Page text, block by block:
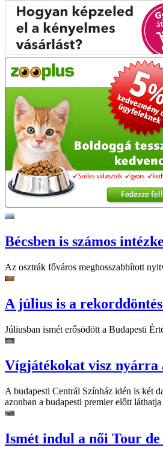
Bécsben is számos
Az osztrák főváros meghosszabbított
A július is a
Júliusban ismét erősödött a Budapesti
Vígjátékokat visz nyárra
A budapesti Centrál Színház idén is két
azonban a budapesti premier előtt
Ismét indul a női Tour